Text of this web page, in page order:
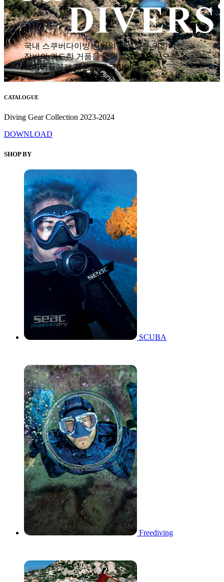
국내 스쿠버다이빙 산업의 활성화를 위하여
장비의 과도한 거품을 없애고 착한 가격으로
다이버들에게 제품을 공급합니다.
hana plaza
CATALOGUE
Diving Gear Collection 2023-2024
DOWNLOAD
SHOP BY
SCUBA
Freediving